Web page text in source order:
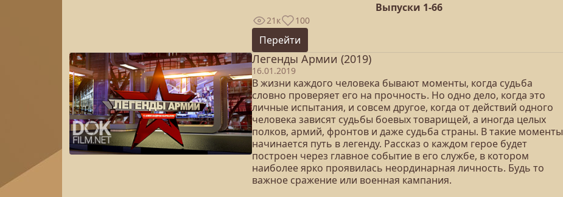
Выпуски 1-66
21к 100
Перейти
Легенды Армии (2019)
16.01.2019
В жизни каждого человека бывают моменты, когда судьба
словно проверяет его на прочность. Но одно дело, когда это
личные испытания, и совсем другое, когда от действий одного
человека зависят судьбы боевых товарищей, а иногда целых
полков, армий, фронтов и даже судьба страны. В такие моменты
начинается путь в легенду. Рассказ о каждом герое будет
построен через главное событие в его службе, в котором
наиболее ярко проявилась неординарная личность. Будь то
важное сражение или военная кампания.